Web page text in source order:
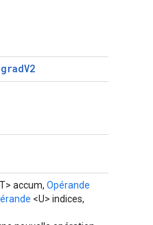
V2
accum, Opérande
<U> indices,